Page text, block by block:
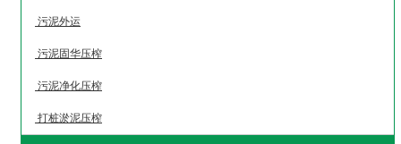
污泥外运
污泥固华压榨
污泥净化压榨
打桩淤泥压榨